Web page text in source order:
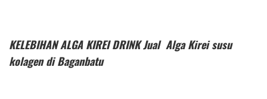
KELEBIHAN ALGA KIREI DRINK Jual Alga Kirei susu
kolagen di Baganbatu